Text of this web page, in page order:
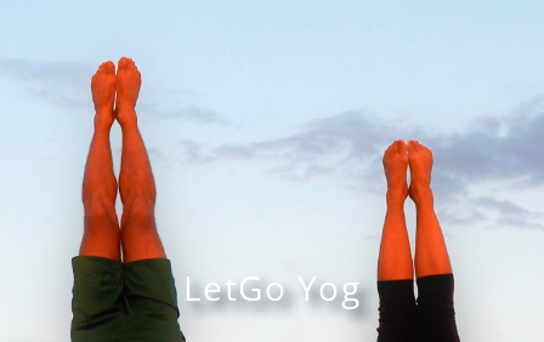
LetGo Yog